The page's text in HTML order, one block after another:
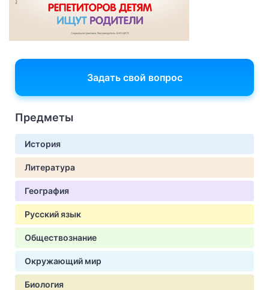
Задать свой вопрос
Предметы
История
Литература
География
Русский язык
Обществознание
Окружающий мир
Биология